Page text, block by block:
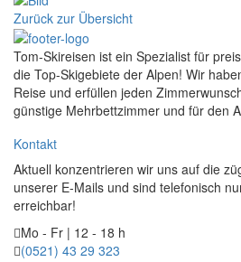
Zurück zur Übersicht
Tom-Skireisen ist ein Spezialist für
die Top-Skigebiete der Alpen! Wir
Reise und erfüllen jeden
günstige Mehrbettzimmer und für den
Kontakt
Aktuell konzentrieren wir uns auf die
unserer E-Mails und sind telefonisch
erreichbar!
Mo - Fr | 12 - 18 h
(0521) 43 29 323